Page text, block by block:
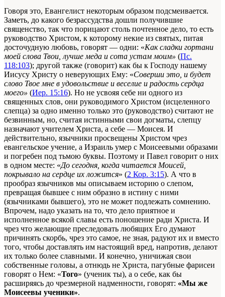
Говоря это, Евангелист некоторым образом подсмеивается.
Заметь, до какого безрассудства дошли получившие
священство, так что порицают столь почтенное дело, то есть
руководство Христом, к которому некие из святых, питая
досточудную любовь, говорят — одни: «Как сладки гортани
моей слова Твои, лучше меда и сота устам моим» (Пс.
118:103); другой также (говорит) как бы к Господу нашему
Иисусу Христу о неверующих Ему: «Соверши это, и будет
слово Твое мне в удовольствие и веселие и радость сердца
моего» (Иер. 15:16). Но не усвояя себе ни одного из
священных слов, они руководимого Христом (исцеленного
слепца) за одно именно только это (руководство) считают не
безвинным, но, считая истинными свои догматы, слепцу
назначают учителем Христа, а себе — Моисея. И
действительно, язычники просвещены Христом чрез
евангельское учение, а Израиль умер с Моисеевыми образами
и погребен под тьмою буквы. Поэтому и Павел говорит о них
в одном месте: «До сегодня, когда читается Моисей,
покрывало на сердце их ложится» (2 Кор. 3:15). А что в
прообраз язычников мы описываем историю о слепом,
превращая бывшее с ним образно в истину с ними
(язычниками бывшего), это не может подлежать сомнению.
Впрочем, надо указать на то, что дело приятное и
исполненное всякой славы есть поношение ради Христа. И
чрез что желающие преследовать любящих Его думают
причинять скорбь, чрез это самое, не зная, радуют их и вместо
того, чтобы доставлять им настоящий вред, напротив, делают
их только более славными. И конечно, уничижая свои
собственные головы, а отнюдь не Христа, пагубные фарисеи
говорят о Нем: «Того» (ученик ты), а о себе, как бы
расширяясь до чрезмерной надменности, говорят: «Мы же
Моисеевы ученики».